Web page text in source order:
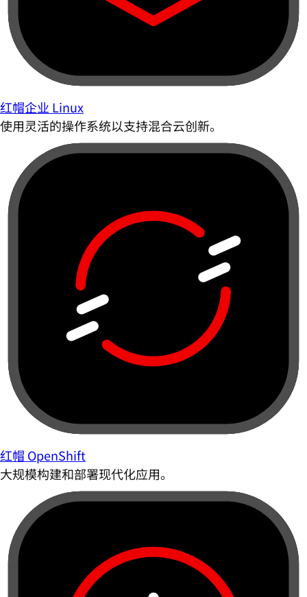
红帽企业 Linux
使用灵活的操作系统以支持混合云创新。
红帽 OpenShift
大规模构建和部署现代化应用。